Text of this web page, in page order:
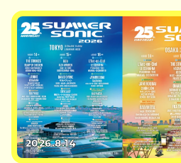
2026.8.14